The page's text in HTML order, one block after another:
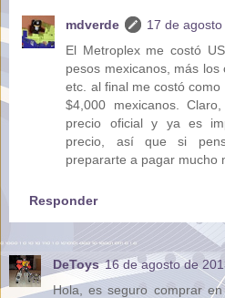
mdverde
17 de
El Metroplex me costó
pesos mexicanos, más los
etc. al final me costó
$4,000 mexicanos.
precio oficial y ya es
precio, así que si
prepararte a pagar mucho
Responder
DeToys 16 de agosto de
Hola, es seguro comprar